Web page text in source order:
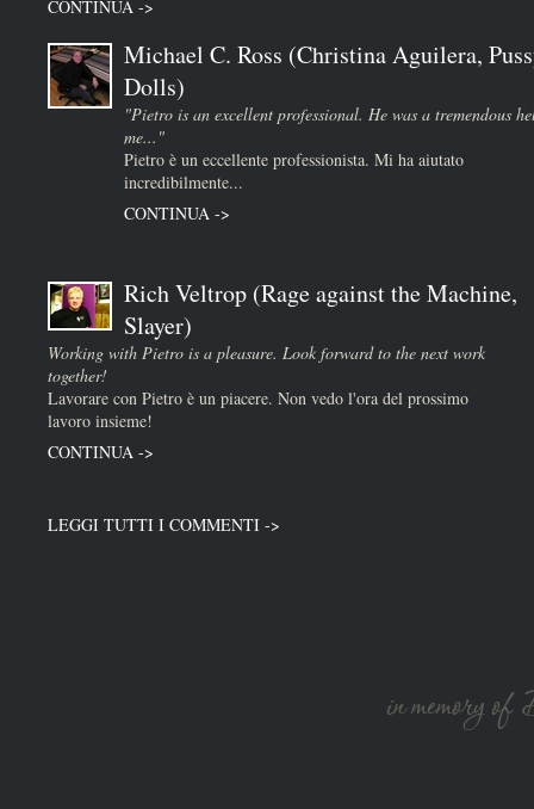
CONTINUA ->
Michael C. Ross (Christina Aguilera,
Dolls)
"Pietro is an excellent professional. He was a tremendous
me..."
Pietro è un eccellente professionista. Mi ha aiutato
incredibilmente...
CONTINUA ->
Rich Veltrop (Rage against the Machine,
Slayer)
Working with Pietro is a pleasure. Look forward to the next work
together!
Lavorare con Pietro è un piacere. Non vedo l'ora del prossimo
lavoro insieme!
CONTINUA ->
LEGGI TUTTI I COMMENTI ->